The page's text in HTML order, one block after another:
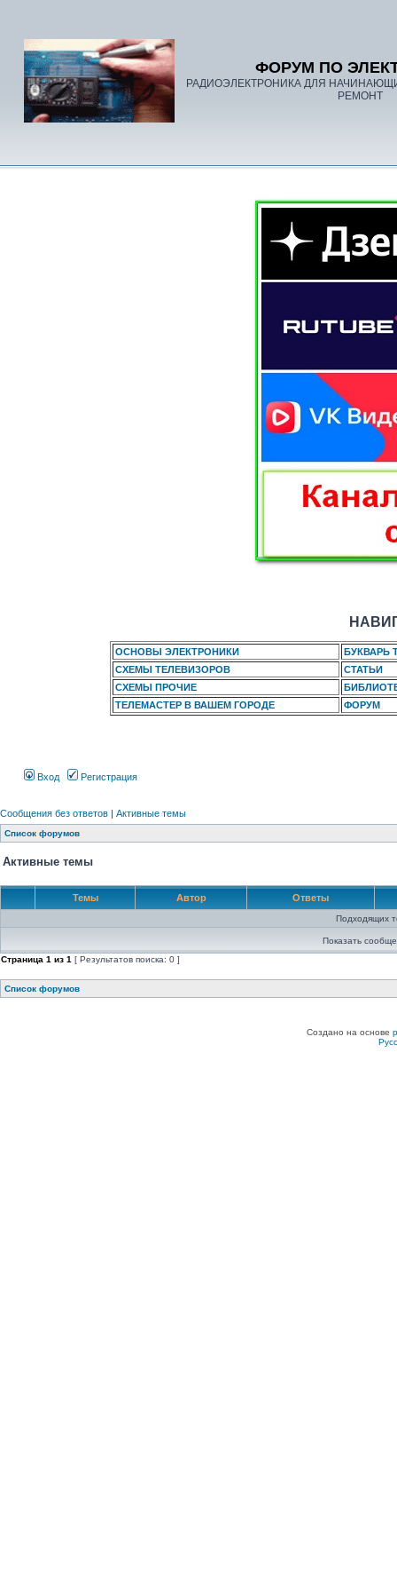
ФОРУМ ПО
РАДИОЭЛЕКТРОНИКА ДЛЯ
РЕМОНТ
ОСНОВЫ ЭЛЕКТРОНИКИ
БУКВАРЬ
СХЕМЫ ТЕЛЕВИЗОРОВ
СТАТЬИ
СХЕМЫ ПРОЧИЕ
ТЕЛЕМАСТЕР В ВАШЕМ ГОРОДЕ
ФОРУМ
Вход Регистрация
Сообщения без ответов | Активные темы
Список форумов
Активные темы
Темы Автор Ответы
Подходящих
Показать
Страница 1 из 1 [ Результатов поиска: 0 ]
Список форумов
Создано на основе